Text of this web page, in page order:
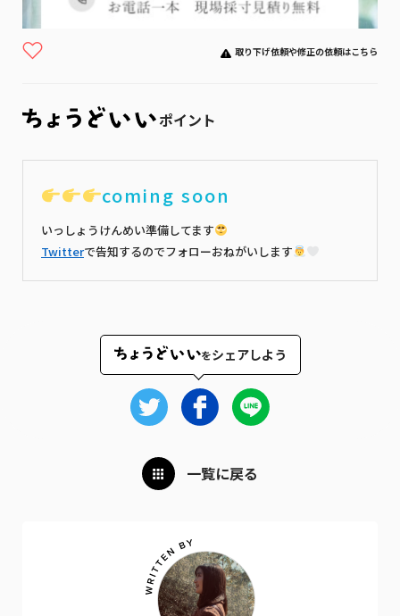
取り下げ依頼や修正の依頼はこちら
ポイント
coming soon
いっしょうけんめい準備してます
Twitterで告知するのでフォローおねがいします
をシェアしよう
一覧に戻る